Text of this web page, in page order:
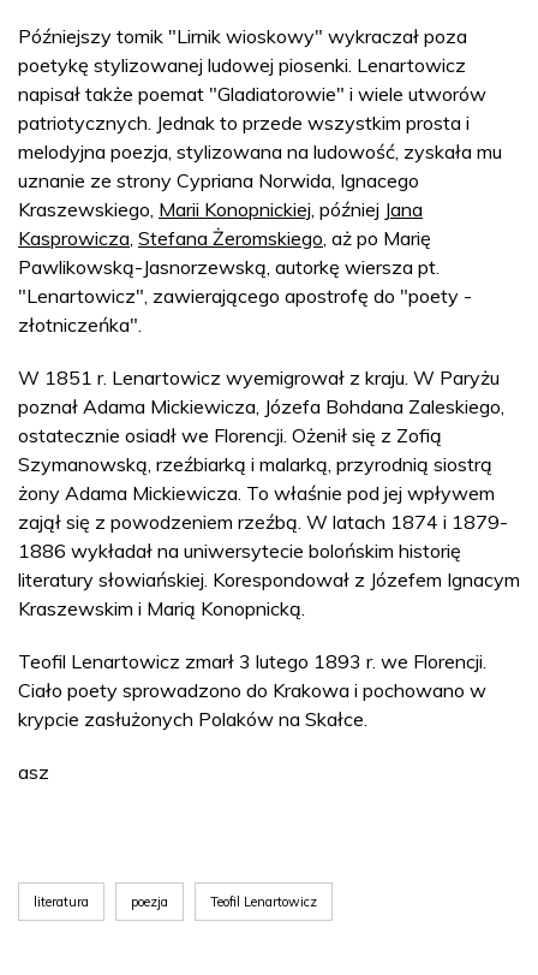
Późniejszy tomik "Lirnik wioskowy" wykraczał poza
poetykę stylizowanej ludowej piosenki. Lenartowicz
napisał także poemat "Gladiatorowie" i wiele utworów
patriotycznych. Jednak to przede wszystkim prosta i
melodyjna poezja, stylizowana na ludowość, zyskała mu
uznanie ze strony Cypriana Norwida, Ignacego
Kraszewskiego, Marii Konopnickiej, później Jana
Kasprowicza, Stefana Żeromskiego, aż po Marię
Pawlikowską-Jasnorzewską, autorkę wiersza pt.
"Lenartowicz", zawierającego apostrofę do "poety -
złotniczeńka".
W 1851 r. Lenartowicz wyemigrował z kraju. W Paryżu
poznał Adama Mickiewicza, Józefa Bohdana Zaleskiego,
ostatecznie osiadł we Florencji. Ożenił się z Zofią
Szymanowską, rzeźbiarką i malarką, przyrodnią siostrą
żony Adama Mickiewicza. To właśnie pod jej wpływem
zajął się z powodzeniem rzeźbą. W latach 1874 i 1879-
1886 wykładał na uniwersytecie bolońskim historię
literatury słowiańskiej. Korespondował z Józefem Ignacym
Kraszewskim i Marią Konopnicką.
Teofil Lenartowicz zmarł 3 lutego 1893 r. we Florencji.
Ciało poety sprowadzono do Krakowa i pochowano w
krypcie zasłużonych Polaków na Skałce.
asz
literatura poezja Teofil Lenartowicz